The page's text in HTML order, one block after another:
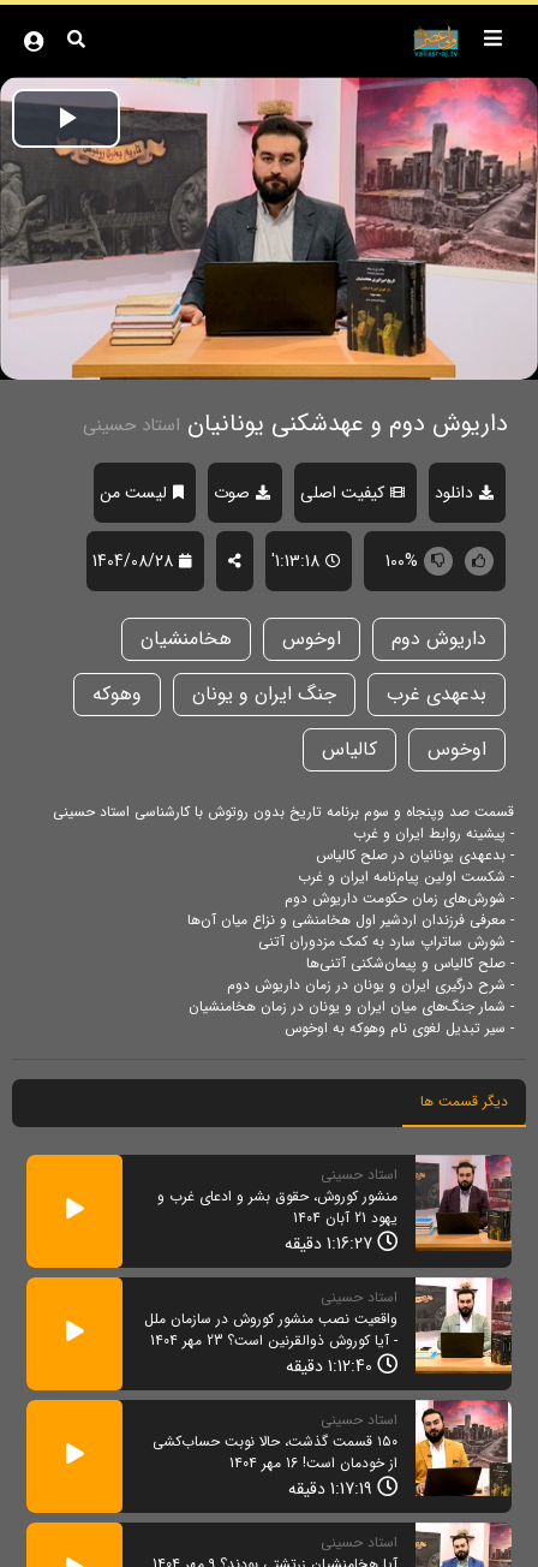
Play
داریوش دوم و عهدشکنی یونانیان استاد حسینی
دانلود کیفیت اصلی صوت لیست من
100%
1:13:18'
1404/08/28
داریوش دوم اوخوس
هخامنشیان
بدعهدی غرب
جنگ ایران و یونان
وهوکه
اوخوس
کالیاس
قسمت صد وپنجاه و سوم برنامه تاریخ بدون روتوش با کارشناسی استاد حسینی
- پیشینه روابط ایران و غرب
- بدعهدی یونانیان در صلح کالیاس
- شکست اولین پیام‌نامه ایران و غرب
- شورش‌های زمان حکومت داریوش دوم
- معرفی فرزندان اردشیر اول هخامنشی و نزاع میان آن‌ها
- شورش ساتراپ سارد به کمک مزدوران آتنی
- صلح کالیاس و پیمان‌شکنی آتنی‌ها
- شرح درگیری ایران و یونان در زمان داریوش دوم
- شمار جنگ‌های میان ایران و یونان در زمان هخامنشیان
- سیر تبدیل لغوی نام وهوکه به اوخوس
دیگر قسمت ها
استاد حسینی
منشور کوروش، حقوق بشر و ادعای غرب و
یهود 21 آبان 1404
استاد حسینی
واقعیت نصب منشور کوروش در سازمان ملل
- آیا کوروش ذوالقرنین است؟ 23 مهر 1404
استاد حسینی
۱۵۰ قسمت گذشت، حالا نوبت حساب‌کشی
از خودمان است! 16 مهر 1404
استاد حسینی